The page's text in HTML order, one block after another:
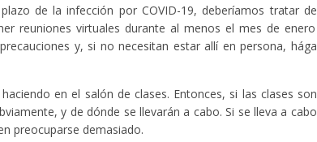
de la infección por COVID-19, deberíamos tratar
reuniones virtuales durante al menos el mes de
y, si no necesitan estar allí en persona,
en el salón de clases. Entonces, si las clases
y de dónde se llevarán a cabo. Si se lleva a
preocuparse demasiado.